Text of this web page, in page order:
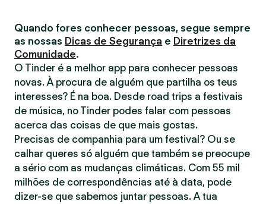
Quando fores conhecer pessoas, segue sempre
as nossas Dicas de Segurança e Diretrizes da
Comunidade.
O Tinder é a melhor app para conhecer pessoas
novas. À procura de alguém que partilha os teus
interesses? É na boa. Desde road trips a festivais
de música, no Tinder podes falar com pessoas
acerca das coisas de que mais gostas.
Precisas de companhia para um festival? Ou se
calhar queres só alguém que também se preocupe
a sério com as mudanças climáticas. Com 55 mil
milhões de correspondências até à data, pode
dizer-se que sabemos juntar pessoas. A tua